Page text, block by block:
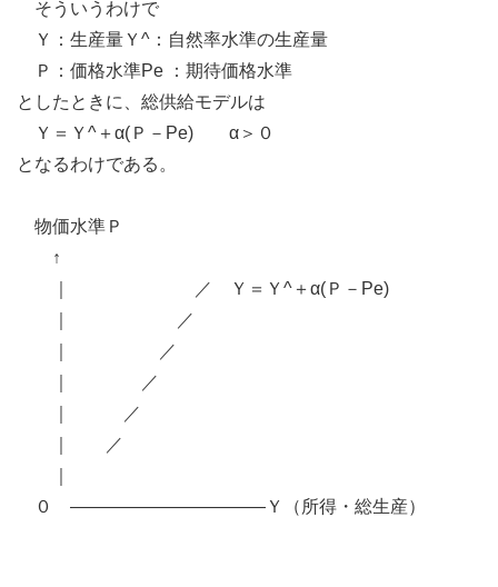
そういうわけで
Ｙ：生産量Ｙ^：自然率水準の生産量
Ｐ：価格水準Pe ：期待価格水準
としたときに、総供給モデルは
Ｙ＝Ｙ^＋α(Ｐ－Pe) α＞０
となるわけである。
物価水準Ｐ
↑
｜ ／ Ｙ＝Ｙ^＋α(Ｐ－Pe)
｜ ／
｜ ／
｜ ／
｜ ／
｜ ／
０ ―――――――――――Ｙ（所得・総生産）